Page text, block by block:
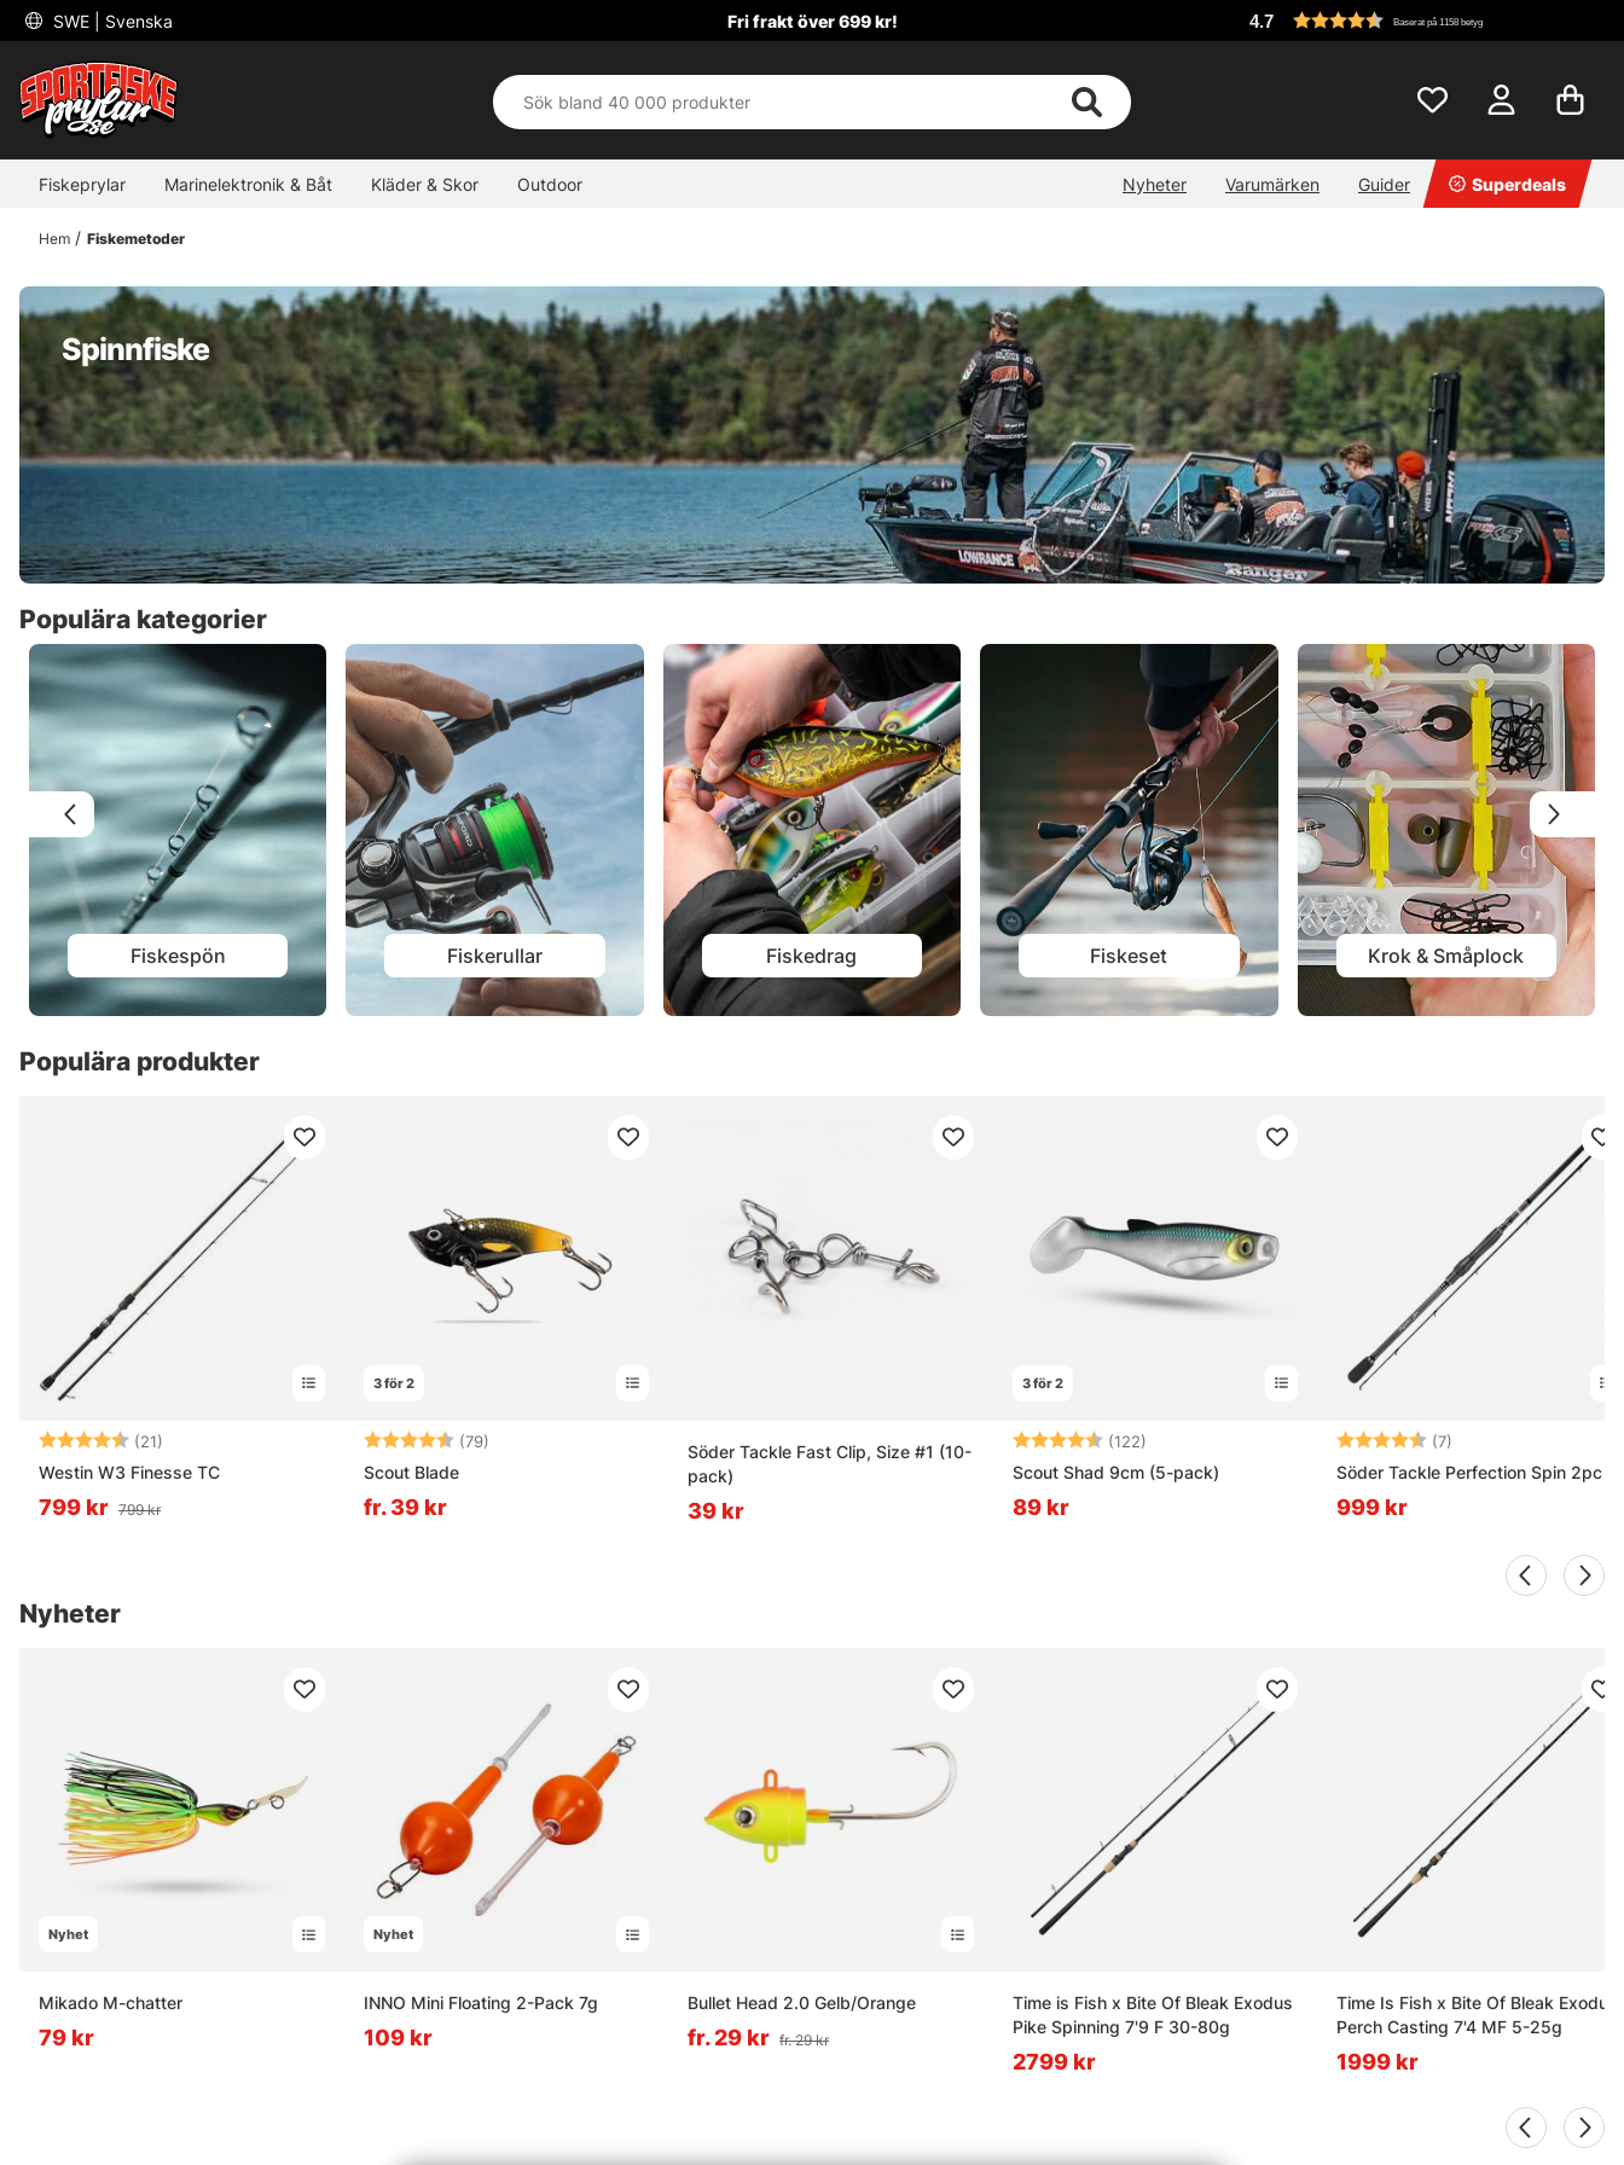
SWE | Svenska Fri frakt över 699 kr! 4.7 Baserat på 1158 betyg
Fiskeprylar Marinelektronik & Båt Kläder & Skor Outdoor Nyheter Varumärken Guider Superdeals
Hem Fiskemetoder
Spinnfiske
Populära kategorier
Fiskespön Fiskerullar Fiskedrag Fiskeset Krok & Småplock
Populära produkter
Betyg: (21)
Westin W3 Finesse TC
799 kr 799 kr
3 för 2
Betyg: (79)
Scout Blade
fr. 39 kr
Söder Tackle Fast Clip, Size #1 (10-
pack)
39 kr
3 för 2
Betyg: (122)
Scout Shad 9cm (5-pack)
89 kr
Betyg: (7)
Söder Tackle Perfection Spin 2pc
999 kr
Nyheter
Nyhet
Mikado M-chatter
79 kr
Nyhet
INNO Mini Floating 2-Pack 7g
109 kr
Bullet Head 2.0 Gelb/Orange
fr. 29 kr fr. 29 kr
Time is Fish x Bite Of Bleak Exodus
Pike Spinning 7'9 F 30-80g
2799 kr
Time Is Fish x Bite Of Bleak Exodus
Perch Casting 7'4 MF 5-25g
1999 kr